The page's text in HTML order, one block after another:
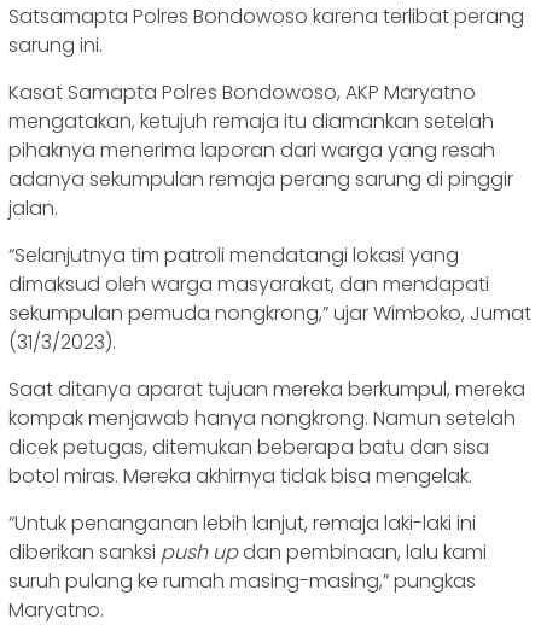
Satsamapta Polres Bondowoso karena terlibat perang
sarung ini.
Kasat Samapta Polres Bondowoso, AKP Maryatno
mengatakan, ketujuh remaja itu diamankan setelah
pihaknya menerima laporan dari warga yang resah
adanya sekumpulan remaja perang sarung di pinggir
jalan.
“Selanjutnya tim patroli mendatangi lokasi yang
dimaksud oleh warga masyarakat, dan mendapati
sekumpulan pemuda nongkrong,” ujar Wimboko, Jumat
(31/3/2023).
Saat ditanya aparat tujuan mereka berkumpul, mereka
kompak menjawab hanya nongkrong. Namun setelah
dicek petugas, ditemukan beberapa batu dan sisa
botol miras. Mereka akhirnya tidak bisa mengelak.
“Untuk penanganan lebih lanjut, remaja laki-laki ini
diberikan sanksi push updan pembinaan, lalu kami
suruh pulang ke rumah masing-masing,” pungkas
Maryatno.